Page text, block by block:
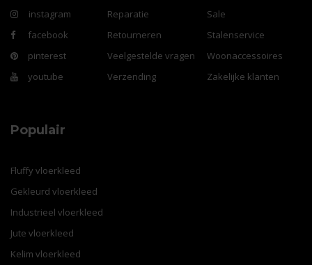
instagram
facebook
pinterest
youtube
Reparatie
Retourneren
Veelgestelde vragen
Verzending
Sale
Stalenservice
Woonaccessoires
Zakelijke klanten
Populair
Fluffy vloerkleed
Gekleurd vloerkleed
Industrieel vloerkleed
Jute vloerkleed
Kelim vloerkleed